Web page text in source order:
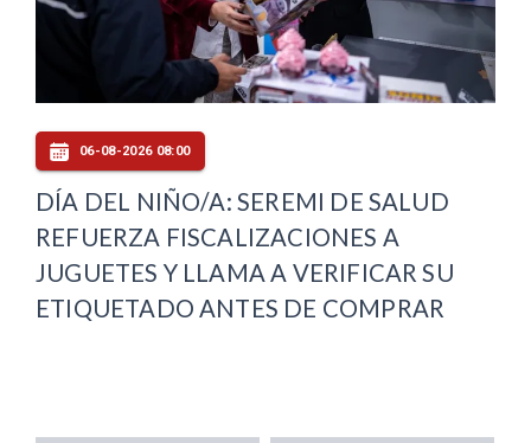
06-08-2026 08:00
DÍA DEL NIÑO/A: SEREMI DE SALUD
REFUERZA FISCALIZACIONES A
JUGUETES Y LLAMA A VERIFICAR SU
ETIQUETADO ANTES DE COMPRAR